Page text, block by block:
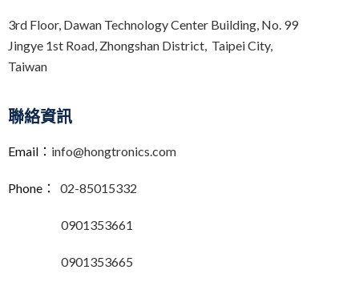
3rd Floor, Dawan Technology Center Building, No. 99
Jingye 1st Road, Zhongshan District, Taipei City,
Taiwan
聯絡資訊
Email： info@hongtronics.com
Phone： 02-85015332
0901353661
0901353665